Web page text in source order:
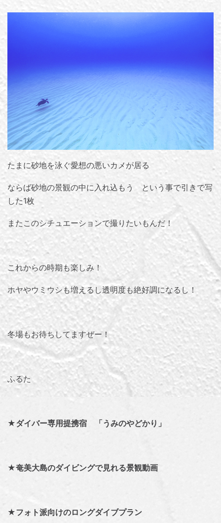
たまに砂地を泳ぐ愛想の悪いカメが居る
ならば砂地の景観の中に入れ込もう という事で引きで写
した1枚
またこのシチュエーションで撮りたいもんだ！
これからの時期も楽しみ！
ホヤやウミウシも増えるし透明度も絶好調になるし！
冬場もお待ちしてますぜー！
ふるた
★ダイバー専用提携宿 「うみのやどかり」
★奄美大島のダイビングで見れる景観動画
★フォト派向けのロングダイブプラン